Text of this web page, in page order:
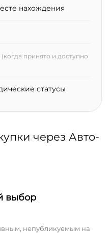
нахождения
(когда принято и доступно
статусы
через Авто-
выбор
непубликуемым на